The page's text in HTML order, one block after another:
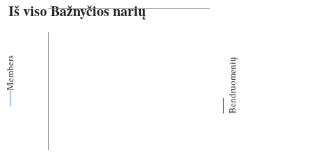
Iš viso Bažnyčios narių
Members Bendruomenių